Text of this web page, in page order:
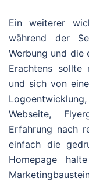
Ein weiterer
während der
Werbung und die
Erachtens sollte
und sich von
Webseite,
Erfahrung nach
einfach die
Homepage